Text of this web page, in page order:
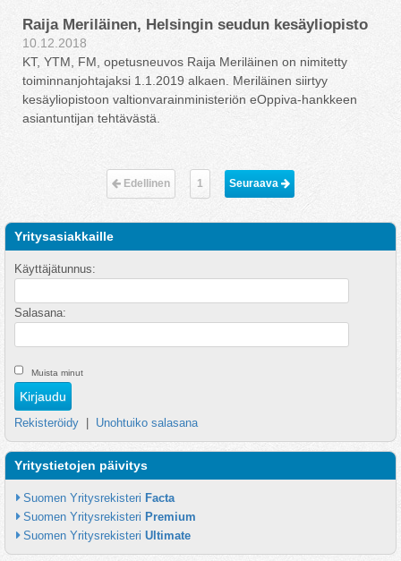
Raija Meriläinen, Helsingin seudun kesäyliopisto
10.12.2018
KT, YTM, FM, opetusneuvos Raija Meriläinen on nimitetty
toiminnanjohtajaksi 1.1.2019 alkaen. Meriläinen siirtyy
kesäyliopistoon valtionvarainministeriön eOppiva-hankkeen
asiantuntijan tehtävästä.
Edellinen 1 Seuraava
Yritysasiakkaille
Käyttäjätunnus:
Salasana:
Muista minut
Rekisteröidy Unohtuiko salasana
Yritystietojen päivitys
Suomen Yritysrekisteri Facta
Suomen Yritysrekisteri Premium
Suomen Yritysrekisteri Ultimate